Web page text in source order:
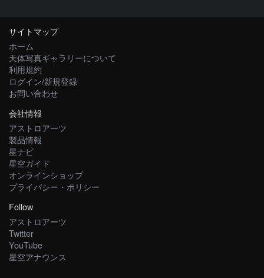
サイトマップ
ホーム
天体写真ギャラリーについて
利用規約
ログイン/新規登録
お問い合わせ
会社情報
アストロアーツ
製品情報
星ナビ
星空ガイド
オンラインショップ
プライバシー・ポリシー
Follow
アストロアーツ
Twitter
YouTube
星空アナウンス